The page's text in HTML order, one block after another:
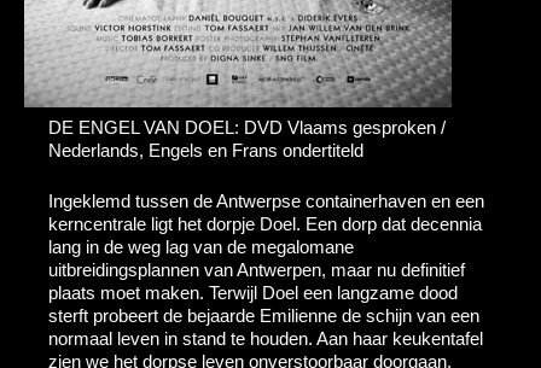
DE ENGEL VAN DOEL: DVD Vlaams gesproken /
Nederlands, Engels en Frans ondertiteld
Ingeklemd tussen de Antwerpse containerhaven en een
kerncentrale ligt het dorpje Doel. Een dorp dat decennia
lang in de weg lag van de megalomane
uitbreidingsplannen van Antwerpen, maar nu definitief
plaats moet maken. Terwijl Doel een langzame dood
sterft probeert de bejaarde Emilienne de schijn van een
normaal leven in stand te houden. Aan haar keukentafel
zien we het dorpse leven onverstoorbaar doorgaan.